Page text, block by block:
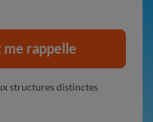
rappelle
structures distinctes